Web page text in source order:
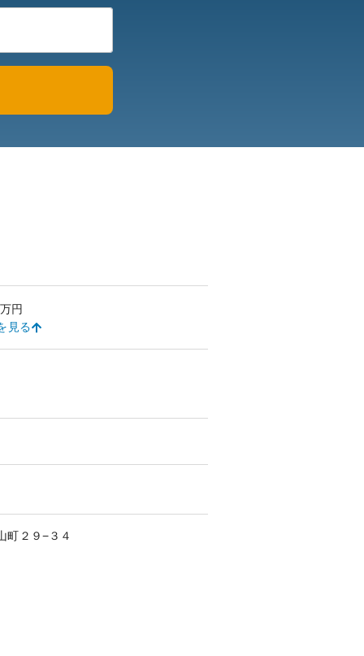
万円
見る
町 ２９−３４